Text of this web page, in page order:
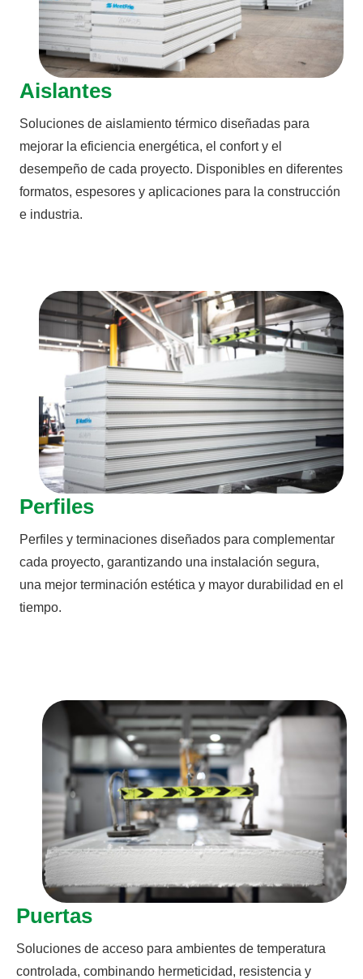
Aislantes
Soluciones de aislamiento térmico diseñadas para
mejorar la eficiencia energética, el confort y el
desempeño de cada proyecto. Disponibles en diferentes
formatos, espesores y aplicaciones para la construcción
e industria.
Perfiles
Perfiles y terminaciones diseñados para complementar
cada proyecto, garantizando una instalación segura,
una mejor terminación estética y mayor durabilidad en el
tiempo.
Puertas
Soluciones de acceso para ambientes de temperatura
controlada, combinando hermeticidad, resistencia y